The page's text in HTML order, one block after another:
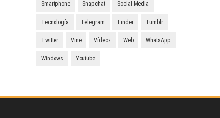
Smartphone Snapchat Social Media
Tecnología Telegram Tinder Tumblr
Twitter Vine Vídeos Web WhatsApp
Windows Youtube